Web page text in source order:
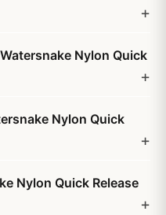
Nylon Quick
Nylon Quick
Nylon Quick Release